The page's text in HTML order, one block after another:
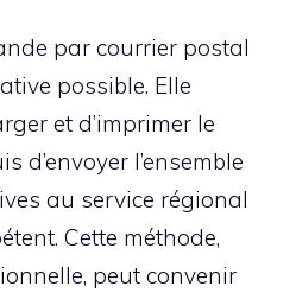
par courrier postal
possible. Elle
et d’imprimer le
d’envoyer l’ensemble
au service régional
Cette méthode,
peut convenir